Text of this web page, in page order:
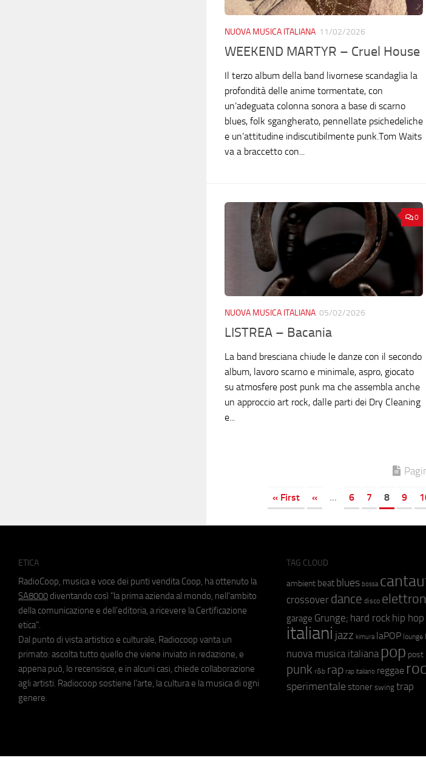
NUOVA MUSICA ITALIANA 11/02/2026
WEEKEND MARTYR – Cruel House
Il terzo album della band livornese scandaglia la
profondità delle anime tormentate, con
un’adeguata colonna sonora a base di scarno
blues, folk sgangherato, pennellate psichedeliche
e un’attitudine indiscutibilmente punk.Tom Waits
va a braccetto con...
0
NUOVA MUSICA ITALIANA 05/02/2026
LISTREA – Bacania
La band bresciana chiude le danze con il secondo
album, lavoro scarno e minimale, aspro, giocato
su atmosfere post punk ma che assembla anche
un approccio art rock, dalle parti dei Dry Cleaning
e...
« First « ... 6 7 8 9
ETICA
RadioCoop, musica e voce dei punti vendita Coop, ha ottenuto la
SA8000 diventando così "la prima azienda al mondo, nell'ambito
della comunicazione e dell'editoria, a ricevere la Certificazione
etica".
Dal punto di vista artistico e culturale, Radiocoop vanta un
primato: ascolta tutto quello che viene inviato in redazione, e
appena può, lo recensisce, e in alcuni casi, chiede collaborazione
agli artisti. Radiocoop sostiene l'arte, la cultura e la musica di ogni
genere.
TAG CLOUD
ambient beat blues bossa
crossover dance disco
garage Grunge; hard rock hip hop
italiani jazz kimura laPOP lounge
nuova musica italiana pop post
punk r&b rap rap italiano reggae
sperimentale stoner swing trap